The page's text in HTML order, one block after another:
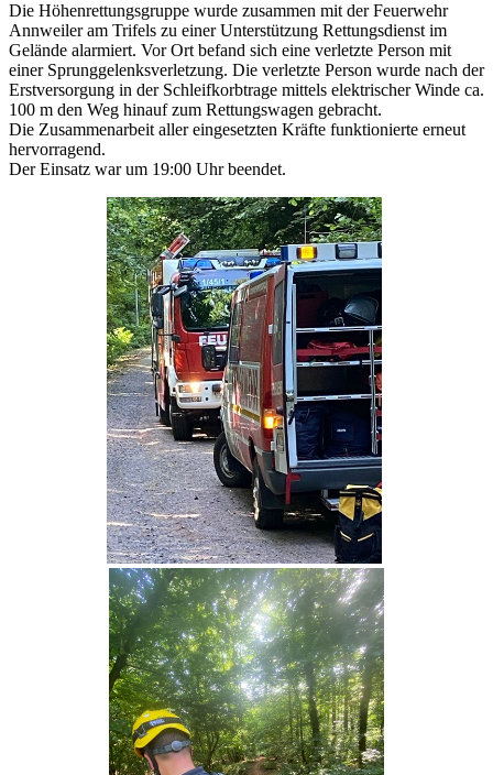
Die Höhenrettungsgruppe wurde zusammen mit der Feuerwehr
Annweiler am Trifels zu einer Unterstützung Rettungsdienst im
Gelände alarmiert. Vor Ort befand sich eine verletzte Person mit
einer Sprunggelenksverletzung. Die verletzte Person wurde nach der
Erstversorgung in der Schleifkorbtrage mittels elektrischer Winde ca.
100 m den Weg hinauf zum Rettungswagen gebracht.
Die Zusammenarbeit aller eingesetzten Kräfte funktionierte erneut
hervorragend.
Der Einsatz war um 19:00 Uhr beendet.